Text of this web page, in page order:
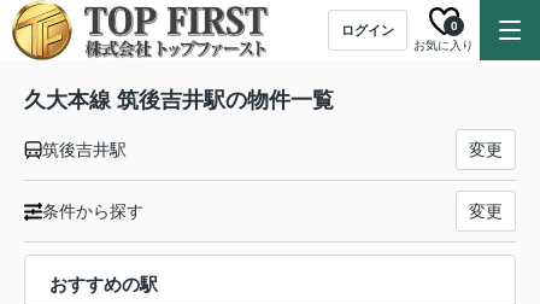
ログイン
お気に入り
0
久大本線 筑後吉井駅の物件一覧
筑後吉井駅 変更
条件から探す 変更
おすすめの駅